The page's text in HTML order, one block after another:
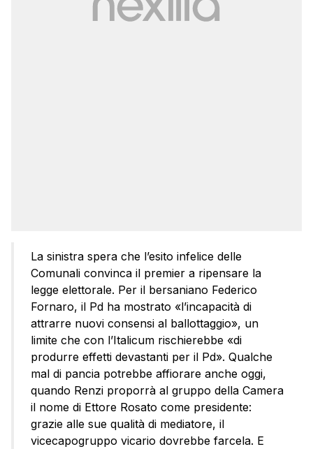
La sinistra spera che l’esito infelice delle
Comunali convinca il premier a ripensare la
legge elettorale. Per il bersaniano Federico
Fornaro, il Pd ha mostrato «l’incapacità di
attrarre nuovi consensi al ballottaggio», un
limite che con l’Italicum rischierebbe «di
produrre effetti devastanti per il Pd». Qualche
mal di pancia potrebbe affiorare anche oggi,
quando Renzi proporrà al gruppo della Camera
il nome di Ettore Rosato come presidente:
grazie alle sue qualità di mediatore, il
vicecapogruppo vicario dovrebbe farcela. E